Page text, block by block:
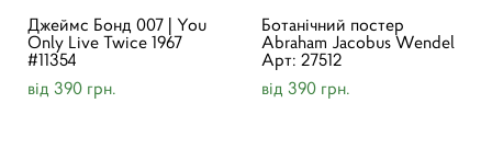
Джеймс Бонд 007 | You
Only Live Twice 1967
#11354
від 390 грн.
Ботанічний постер
Abraham Jacobus Wendel
Арт: 27512
від 390 грн.